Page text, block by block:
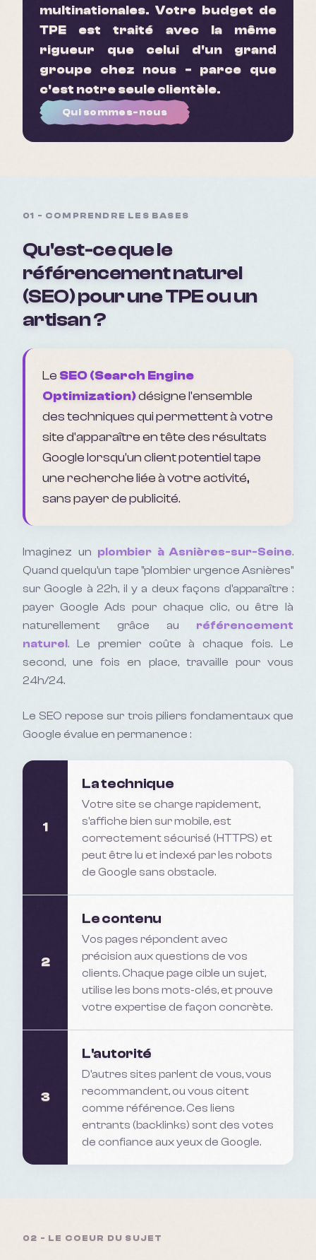
multinationales. Votre budget de
TPE est traité avec la même
rigueur que celui d'un grand
groupe chez nous - parce que
c'est notre seule clientèle.
Qui sommes-nous
01 - COMPRENDRE LES BASES
Qu'est-ce que le
référencement naturel
(SEO) pour une TPE ou un
artisan ?
Le SEO (Search Engine
Optimization)désigne l'ensemble
des techniques qui permettent à votre
site d'apparaître en tête des résultats
Google lorsqu'un client potentiel tape
une recherche liée à votre activité,
sans payer de publicité.
Imaginez un plombier à Asnières-sur-Seine.
Quand quelqu'un tape "plombier urgence Asnières"
sur Google à 22h, il y a deux façons d'apparaître :
payer Google Ads pour chaque clic, ou être là
naturellement grâce au
référencement
naturel. Le premier coûte à chaque fois. Le
second, une fois en place, travaille pour vous
24h/24.
Le SEO repose sur trois piliers fondamentaux que
Google évalue en permanence :
1
La technique
Votre site se charge rapidement,
s'affiche bien sur mobile, est
correctement sécurisé (HTTPS) et
peut être lu et indexé par les robots
de Google sans obstacle.
2
Le contenu
Vos pages répondent avec
précision aux questions de vos
clients. Chaque page cible un sujet,
utilise les bons mots-clés, et prouve
votre expertise de façon concrète.
3
L'autorité
D'autres sites parlent de vous, vous
recommandent, ou vous citent
comme référence. Ces liens
entrants (backlinks) sont des votes
de confiance aux yeux de Google.
02 - LE COEUR DU SUJET